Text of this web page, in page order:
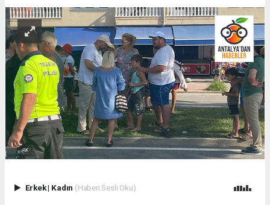
Erkek| Kadın (Haberi Sesli Oku)